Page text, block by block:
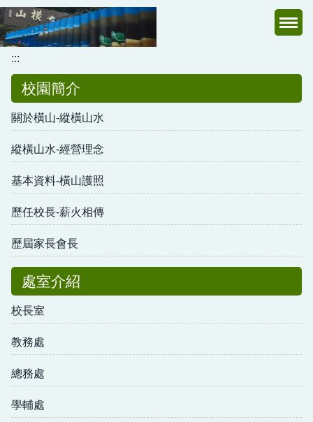
跳
到
主
要
內
區
:::
校園簡介
關於橫山-縱橫山水
縱橫山水-經營理念
基本資料-橫山護照
歷任校長-薪火相傳
歷屆家長會長
處室介紹
校長室
教務處
總務處
學輔處